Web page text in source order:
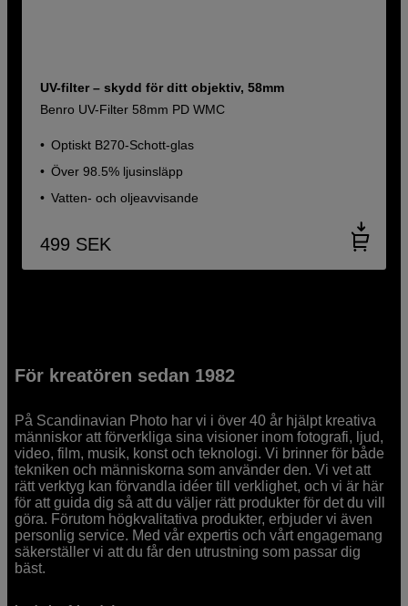
UV-filter – skydd för ditt objektiv, 58mm
Benro UV-Filter 58mm PD WMC
Optiskt B270-Schott-glas
Över 98.5% ljusinsläpp
Vatten- och oljeavvisande
499 SEK
För kreatören sedan 1982
På Scandinavian Photo har vi i över 40 år hjälpt kreativa
människor att förverkliga sina visioner inom fotografi, ljud,
video, film, musik, konst och teknologi. Vi brinner för både
tekniken och människorna som använder den. Vi vet att
rätt verktyg kan förvandla idéer till verklighet, och vi är här
för att guida dig så att du väljer rätt produkter för det du vill
göra. Förutom högkvalitativa produkter, erbjuder vi även
personlig service. Med vår expertis och vårt engagemang
säkerställer vi att du får den utrustning som passar dig
bäst.